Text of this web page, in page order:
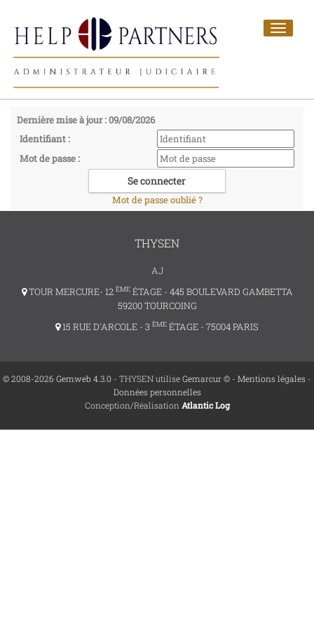
Toggle
Dernière mise à jour : 09/08/2026
Identifiant :
Mot de passe :
Mot de passe oublié ?
THYSEN
AJ
TOUR MERCURE- 12 ÈMEÉTAGE - 445 BOULEVARD GAMBETTA
59200 TOURCOING
15 RUE D'ARCOLE - 3 ÈME ÉTAGE - 75004 PARIS
© 2008-2026 Gemweb 4.3.0 - THYSEN utiliseGemarcur © - Mentions légales -
Données personnelles
Conception/Réalisation Atlantic Log